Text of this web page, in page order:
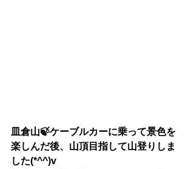
皿倉山🍃ケーブルカーに乗って景色を
楽しんだ後、山頂目指して山登りしま
した(*^^)v